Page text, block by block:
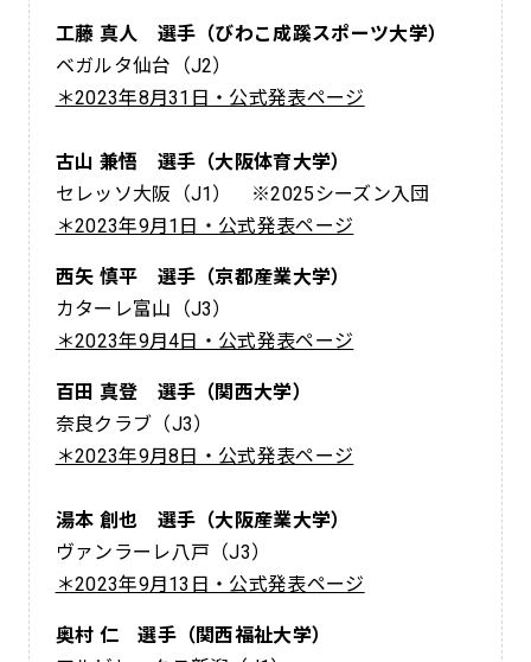
工藤 真人 選手（びわこ成蹊スポーツ大学）
ベガルタ仙台（J2）
＊2023年8月31日・公式発表ページ
古山 兼悟 選手（大阪体育大学）
セレッソ大阪（J1） ※2025シーズン入団
＊2023年9月1日・公式発表ページ
西矢 慎平 選手（京都産業大学）
カターレ富山（J3）
＊2023年9月4日・公式発表ページ
百田 真登 選手（関西大学）
奈良クラブ（J3）
＊2023年9月8日・公式発表ページ
湯本 創也 選手（大阪産業大学）
ヴァンラーレ八戸（J3）
＊2023年9月13日・公式発表ページ
奥村 仁 選手（関西福祉大学）